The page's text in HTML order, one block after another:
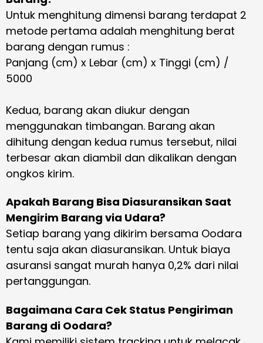
Untuk menghitung dimensi barang terdapat 2
metode pertama adalah menghitung berat
barang dengan rumus :
Panjang (cm) x Lebar (cm) x Tinggi (cm) /
5000
Kedua, barang akan diukur dengan
menggunakan timbangan. Barang akan
dihitung dengan kedua rumus tersebut, nilai
terbesar akan diambil dan dikalikan dengan
ongkos kirim.
Apakah Barang Bisa Diasuransikan Saat
Mengirim Barang via Udara?
Setiap barang yang dikirim bersama Oodara
tentu saja akan diasuransikan. Untuk biaya
asuransi sangat murah hanya 0,2% dari nilai
pertanggungan.
Bagaimana Cara Cek Status Pengiriman
Barang di Oodara?